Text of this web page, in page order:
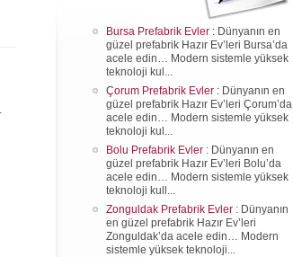
Bursa Prefabrik Evler : Dünyanın en
güzel prefabrik Hazır Ev’leri Bursa’da
acele edin… Modern sistemle yüksek
teknoloji kul...
Çorum Prefabrik Evler : Dünyanın en
güzel prefabrik Hazır Ev’leri Çorum’da
acele edin… Modern sistemle yüksek
teknoloji kul...
Bolu Prefabrik Evler : Dünyanın en
güzel prefabrik Hazır Ev’leri Bolu’da
acele edin… Modern sistemle yüksek
teknoloji kull...
Zonguldak Prefabrik Evler : Dünyanın
en güzel prefabrik Hazır Ev’leri
Zonguldak’da acele edin… Modern
sistemle yüksek teknoloji...